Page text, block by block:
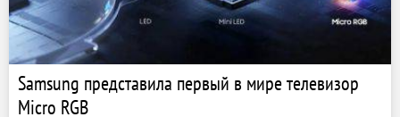
Samsung представила первый в мире телевизор
Micro RGB